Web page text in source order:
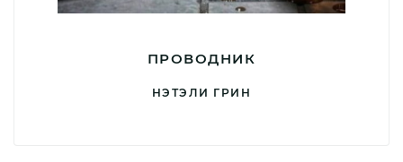
ПРОВОДНИК
НЭТЭЛИ ГРИН